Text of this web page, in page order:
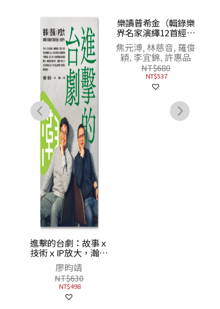
進擊的台劇：故事ｘ
技術ｘIP放大，瀚草
與合影視如何打造影
視台流，走向世界！
【隨書附贈《這些年
的台灣影視得獎作
品》別冊】
廖昀靖
NT$630
NT$498
樂讀普希金（輯錄樂
界名家演繹12首經典
曲目，超過72分鐘的
聆音盛宴）【CD套書
首刷限量五位台灣頂
尖音樂人親簽版】
焦元溥, 林慈音, 羅俊
穎, 李宜錦, 許惠品
NT$680
NT$537